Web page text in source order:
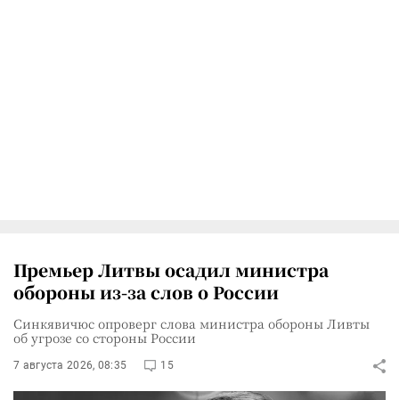
Премьер Литвы осадил министра
обороны из-за слов о России
Синкявичюс опроверг слова министра обороны Ливты
об угрозе со стороны России
7 августа 2026, 08:35 15